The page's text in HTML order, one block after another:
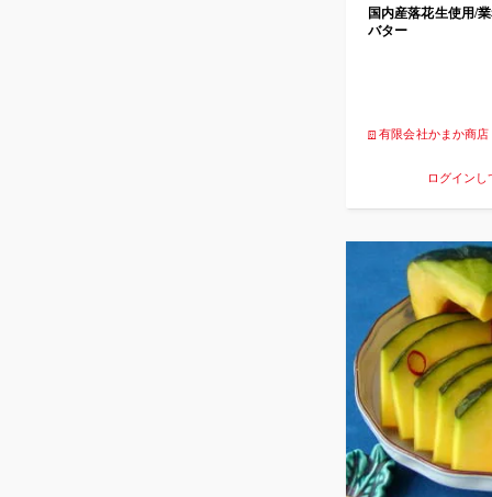
国内産落花生使用/
バター
有限会社かまか商店
ログイン